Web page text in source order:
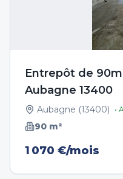
Entrepôt de
Aubagne 13400
Aubagne (13400) •
90 m²
1 070 €/mois